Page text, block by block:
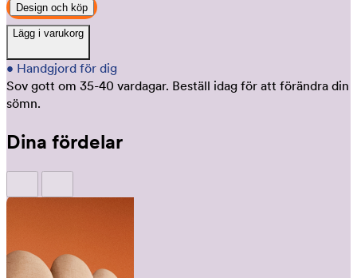
Design och köp
Lägg i varukorg
• Handgjord för dig
Sov gott om 35-40 vardagar. Beställ idag för att förändra din
sömn.
Dina fördelar